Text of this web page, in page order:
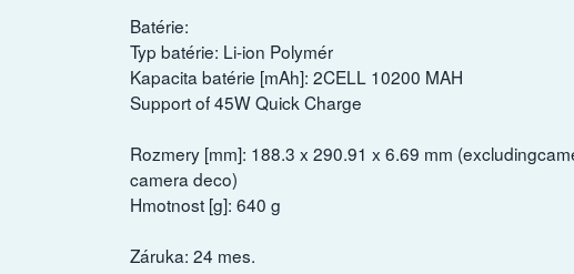
Batérie:
Typ batérie: Li-ion Polymér
Kapacita batérie [mAh]: 2CELL 10200 MAH
Support of 45W Quick Charge
Rozmery [mm]: 188.3 x 290.91 x 6.69 mm
camera deco)
Hmotnost [g]: 640 g
Záruka: 24 mes.